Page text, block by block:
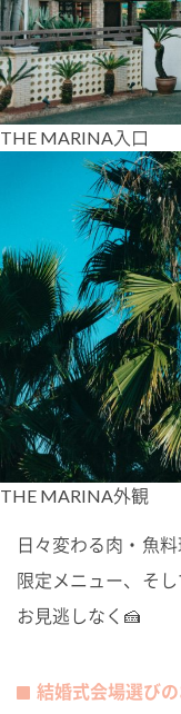
THE MARINA入口
THE MARINA外観
日々変わる肉・魚
限定メニュー、そ
お見逃しなく🍰
結婚式会場選び